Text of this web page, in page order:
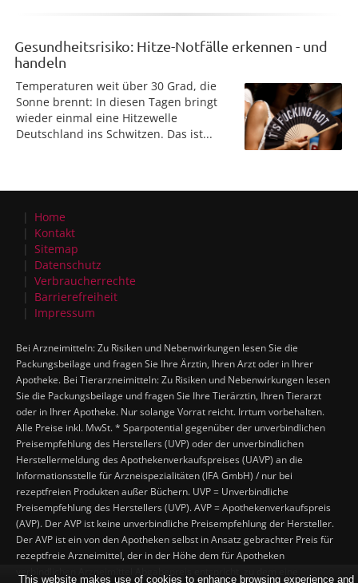
Gesundheitsrisiko: Hitze-Notfälle erkennen - und
handeln
Temperaturen weit über 30 Grad, die
Sonne brennt: In diesen Tagen bringt
wieder einmal eine Hitzewelle
Deutschland ins Schwitzen. Das ist...
Home
Kontakt
Sitemap
Datenschutz
Verbraucherrechte
Barrierefreiheit
Impressum
Bei Arzneimitteln: Zu Risiken und Nebenwirkungen lesen Sie die
Packungsbeilage und fragen Sie Ihre Ärztin, Ihren Arzt oder in Ihrer
Apotheke. Bei Tierarzneimitteln: Zu Risiken und Nebenwirkungen lesen
Sie die Packungsbeilage und fragen Sie Ihre Tierärztin, Ihren Tierarzt
oder in Ihrer Apotheke. Nur solange Vorrat reicht. Irrtum vorbehalten.
Alle Preise inkl. MwSt. * Sparpotential gegenüber der unverbindlichen
Preisempfehlung des Herstellers (UVP) oder der unverbindlichen
Herstellermeldung des Apothekenverkaufspreises (UAVP) an die
Informationsstelle für Arzneispezialitäten (IFA GmbH) / nur bei
rezeptfreien Produkten außer Büchern. UVP = Unverbindliche
Preisempfehlung des Herstellers (UVP). AVP = Apothekenverkaufspreis
(AVP). Der AVP ist keine unverbindliche Preisempfehlung der Hersteller.
Der AVP ist ein von den Apotheken selbst in Ansatz gebrachter Preis für
rezeptfreie Arzneimittel, der in der Höhe dem für Apotheken
This website makes use of cookies to enhance browsing experience and